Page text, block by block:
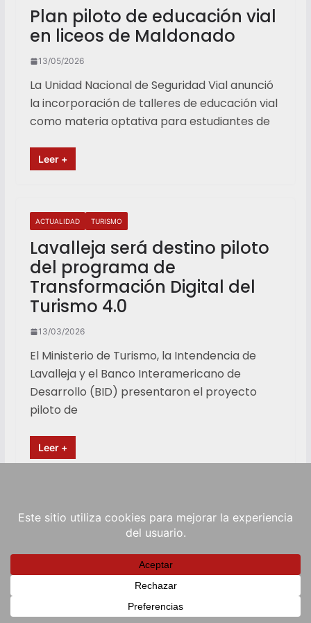
Plan piloto de educación vial
en liceos de Maldonado
13/05/2026
La Unidad Nacional de Seguridad Vial anunció
la incorporación de talleres de educación vial
como materia optativa para estudiantes de
Leer +
ACTUALIDAD TURISMO
Lavalleja será destino piloto
del programa de
Transformación Digital del
Turismo 4.0
13/03/2026
El Ministerio de Turismo, la Intendencia de
Lavalleja y el Banco Interamericano de
Desarrollo (BID) presentaron el proyecto
piloto de
Leer +
RadioViva FM. Powered by